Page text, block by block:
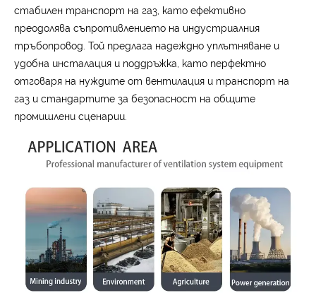
стабилен транспорт на газ, като ефективно
преодолява съпротивлението на индустриалния
тръбопровод. Той предлага надеждно уплътняване и
удобна инсталация и поддръжка, като перфектно
отговаря на нуждите от вентилация и транспорт на
газ и стандартите за безопасност на общите
промишлени сценарии.